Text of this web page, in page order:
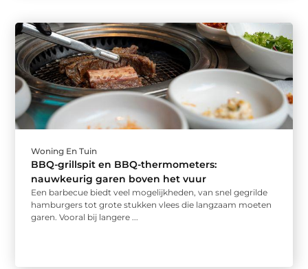
Woning En Tuin
BBQ-grillspit en BBQ-thermometers:
nauwkeurig garen boven het vuur
Een barbecue biedt veel mogelijkheden, van snel gegrilde
hamburgers tot grote stukken vlees die langzaam moeten
garen. Vooral bij langere ...